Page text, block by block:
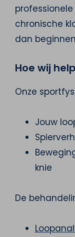
chronische
dan
Hoe wij
Onze
Jouw
knie
De